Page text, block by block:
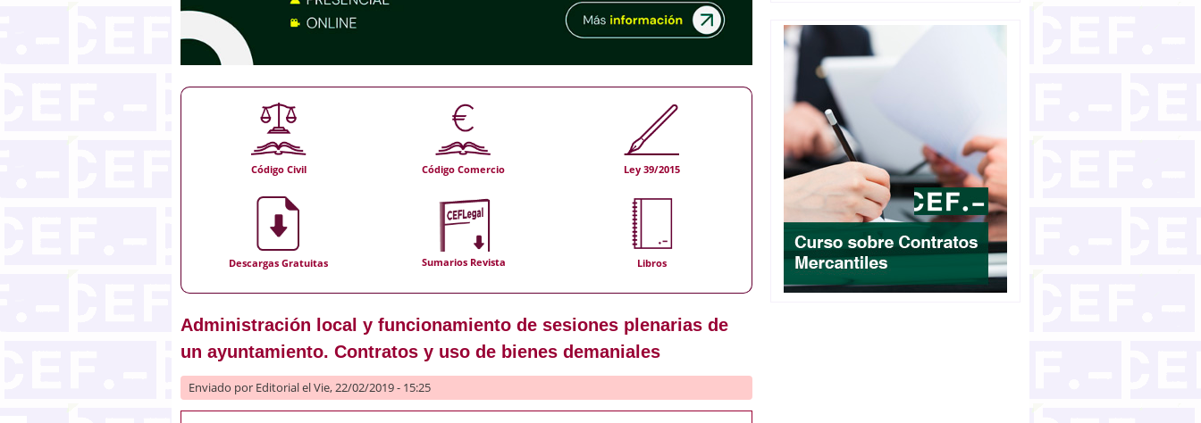
Código Civil Código Comercio Ley 39/2015
Descargas Gratuitas Sumarios Revista Libros
Administración local y funcionamiento de sesiones plenarias de
un ayuntamiento. Contratos y uso de bienes demaniales
Enviado por Editorialel Vie, 22/02/2019 - 15:25